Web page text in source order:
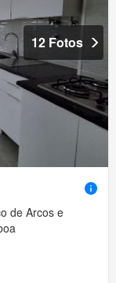
12 Fotos
de Arcos e